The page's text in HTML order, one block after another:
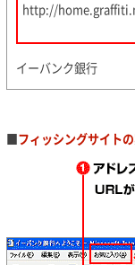
http://
イーバンク銀行
■フィッシングサイト